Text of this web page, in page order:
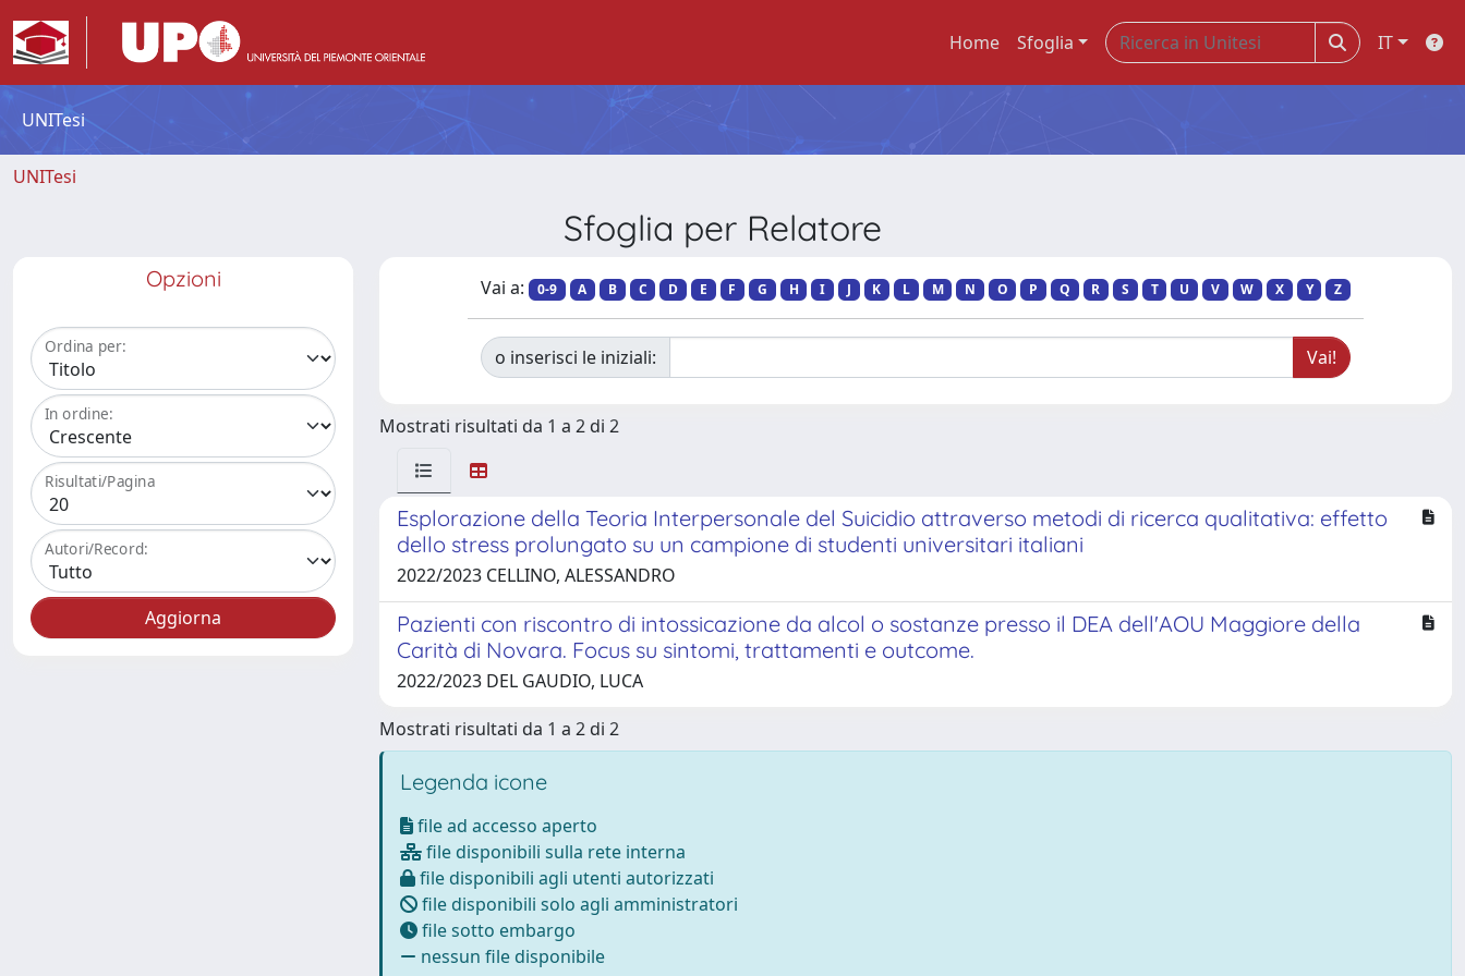
Home Sfoglia IT
UNITesi
UNITesi
Sfoglia per Relatore
Opzioni
Ordina per:
In ordine:
Risultati/Pagina
Autori/Record:
Vai a: 0-9 A B C D E F G H I J K L M N O P Q R S T U V W X Y Z
o inserisci le iniziali:
Mostrati risultati da 1 a 2 di 2
Esplorazione della Teoria Interpersonale del Suicidio attraverso metodi di ricerca qualitativa: effetto
dello stress prolungato su un campione di studenti universitari italiani
2022/2023 CELLINO, ALESSANDRO
Pazienti con riscontro di intossicazione da alcol o sostanze presso il DEA dell'AOU Maggiore della
Carità di Novara. Focus su sintomi, trattamenti e outcome.
2022/2023 DEL GAUDIO, LUCA
Mostrati risultati da 1 a 2 di 2
Legenda icone
file ad accesso aperto
file disponibili sulla rete interna
file disponibili agli utenti autorizzati
file disponibili solo agli amministratori
file sotto embargo
nessun file disponibile